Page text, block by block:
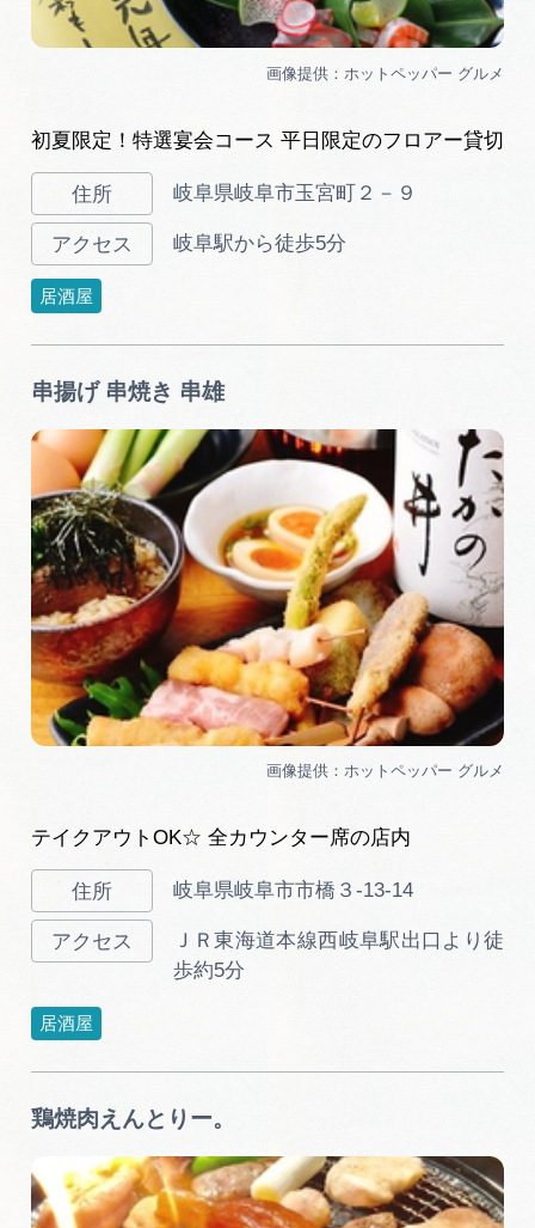
初夏限定！特選宴会コース 平日限定のフロアー貸切
岐阜県岐阜市玉宮町２－９
岐阜駅から徒歩5分
居酒屋
串揚げ 串焼き 串雄
テイクアウトOK☆ 全カウンター席の店内
岐阜県岐阜市市橋３-13-14
ＪＲ東海道本線西岐阜駅出口より徒
歩約5分
居酒屋
鶏焼肉えんとりー。